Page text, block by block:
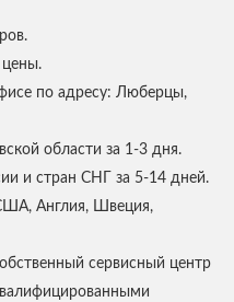
по адресу: Люберцы,
области за 1-3 дня.
и стран СНГ за 5-14 дней.
Англия, Швеция,
сервисный центр